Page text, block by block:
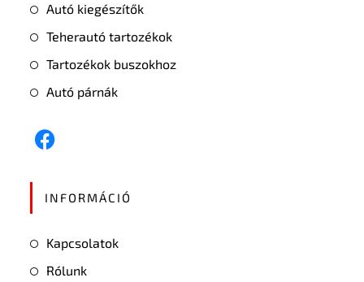
Autó kiegészítők
Teherautó tartozékok
Tartozékok buszokhoz
Autó párnák
INFORMÁCIÓ
Kapcsolatok
Rólunk